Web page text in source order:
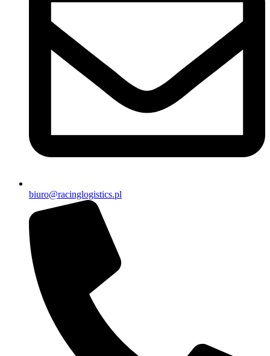
biuro@racinglogistics.pl